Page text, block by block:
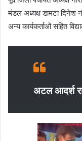
मंडल अध्यक्ष डामटा दिनेश
अन्य कार्यकर्ताओं सहित
अटल आदर्श